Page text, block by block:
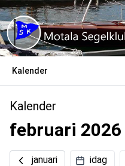
Kalender
Kalender
februari 2026
januari idag